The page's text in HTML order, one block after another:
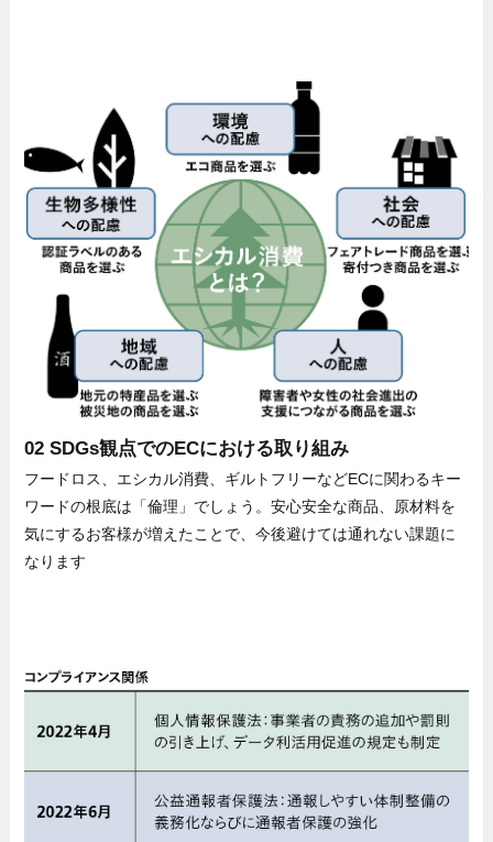
02 SDGs観点でのECにおける取り組み
フードロス、エシカル消費、ギルトフリーなどECに関わるキー
ワードの根底は「倫理」でしょう。安心安全な商品、原材料を
気にするお客様が増えたことで、今後避けては通れない課題に
なります